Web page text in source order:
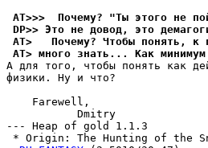
AT>>>  Почему? "Ты этого не
DP>> Это не довод, это
AT>   Почему? Чтобы понять, к
AT> много знать... Как минимум
А для того, чтобы понять как
физики. Ну и что?
    Farewell,
           Dmitry
--- Heap of gold 1.1.3
* Origin: The Hunting of the